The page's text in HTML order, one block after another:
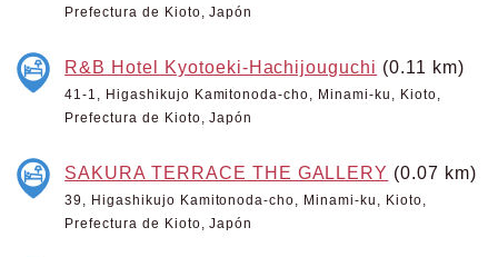
Prefectura de Kioto, Japón
R&B Hotel Kyotoeki-Hachijouguchi (0.11 km)
41-1, Higashikujo Kamitonoda-cho, Minami-ku, Kioto,
Prefectura de Kioto, Japón
SAKURA TERRACE THE GALLERY (0.07 km)
39, Higashikujo Kamitonoda-cho, Minami-ku, Kioto,
Prefectura de Kioto, Japón